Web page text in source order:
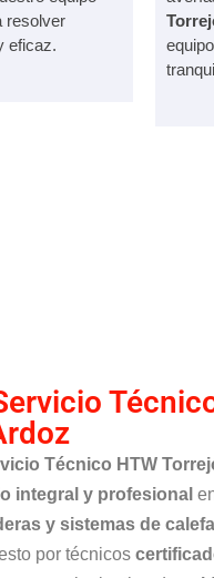
resolver
eficaz.
Técnico HTW
integral y profesional
y sistemas de
por técnicos